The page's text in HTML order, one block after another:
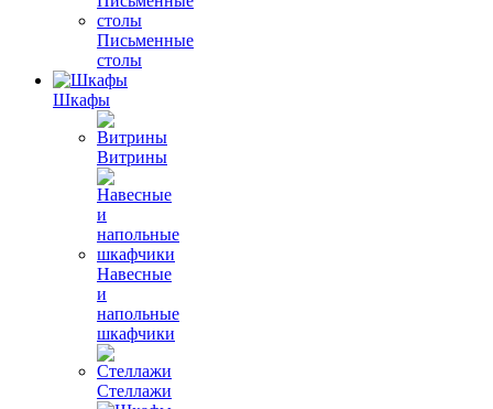
Письменные
столы
Шкафы
Витрины
Навесные
и
напольные
шкафчики
Стеллажи